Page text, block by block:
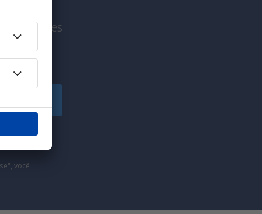
antes
(na
você